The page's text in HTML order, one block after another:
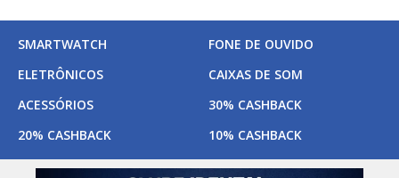
SMARTWATCH
FONE DE OUVIDO
ELETRÔNICOS
CAIXAS DE SOM
ACESSÓRIOS
30% CASHBACK
20% CASHBACK
10% CASHBACK